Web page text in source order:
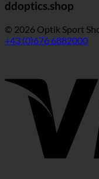
ddoptics.shop
© 2026 Optik Sport
+43 (0)676 6882000